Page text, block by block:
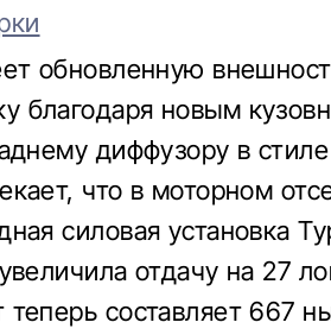
обновленную
благодаря новым
диффузору в
что в моторном
силовая установка
отдачу на 27
составляет 667